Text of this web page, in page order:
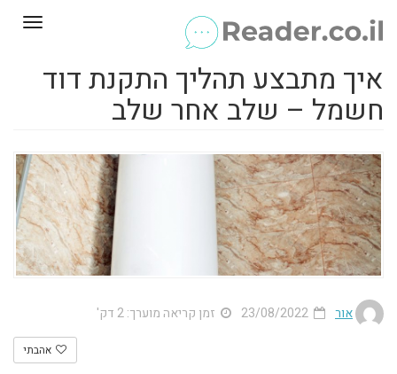
איך מתבצע תהליך התקנת דוד
חשמל – שלב אחר שלב
אור זמן קריאה מוערך: 2 דק'
אהבתי